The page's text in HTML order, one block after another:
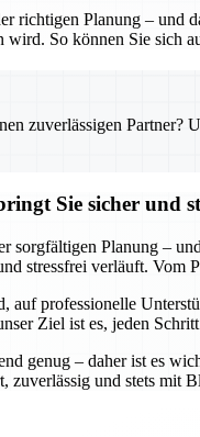
richtigen Planung – und
wird. So können Sie sich
zuverlässigen Partner?
Sie sicher und
sorgfältigen Planung –
stressfrei verläuft. Vom
auf professionelle
Ziel ist es, jeden
genug – daher ist es
zuverlässig und stets